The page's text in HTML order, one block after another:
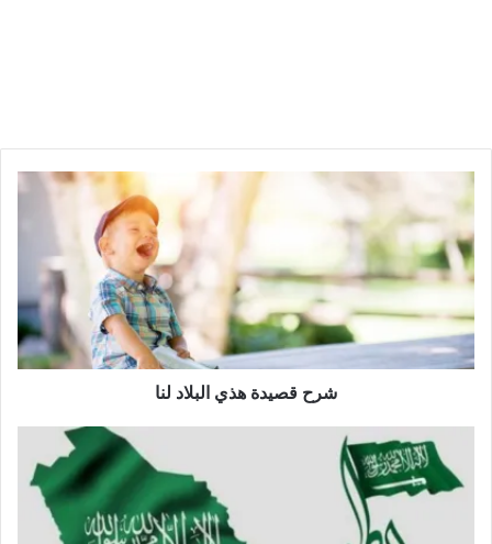
شرح قصيدة هذي البلاد لنا